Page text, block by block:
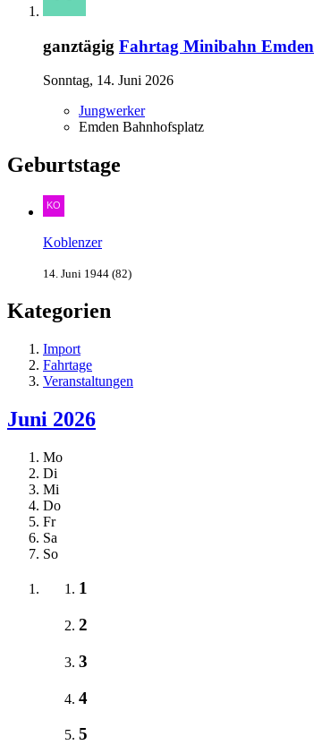
ganztägig Fahrtag Minibahn Emden
Sonntag, 14. Juni 2026
Jungwerker
Emden Bahnhofsplatz
Geburtstage
Koblenzer
14. Juni 1944 (82)
Kategorien
Import
Fahrtage
Veranstaltungen
Juni 2026
Mo
Di
Mi
Do
Fr
Sa
So
1
2
3
4
5